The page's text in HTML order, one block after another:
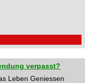
verpasst?
Leben Geniessen